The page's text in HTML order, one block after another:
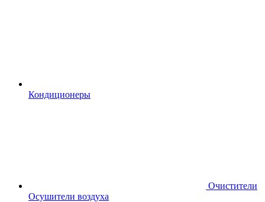
Кондиционеры
Очистители
Осушители воздуха